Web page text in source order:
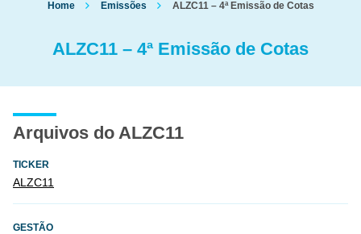
Home Emissões ALZC11 – 4ª Emissão de Cotas
ALZC11 – 4ª Emissão de Cotas
Arquivos do ALZC11
TICKER
ALZC11
GESTÃO